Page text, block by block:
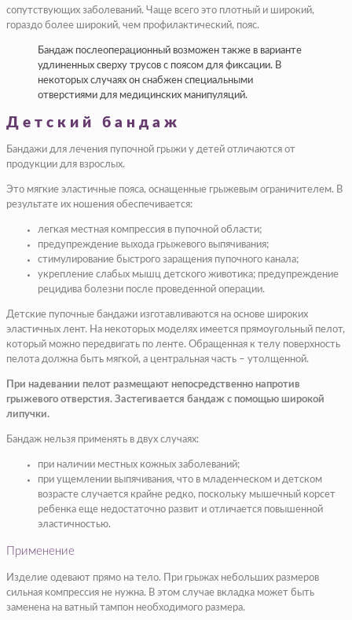
сопутствующих заболеваний. Чаще всего это плотный и широкий,
гораздо более широкий, чем профилактический, пояс.
Бандаж послеоперационный возможен также в варианте
удлиненных сверху трусов с поясом для фиксации. В
некоторых случаях он снабжен специальными
отверстиями для медицинских манипуляций.
Детский бандаж
Бандажи для лечения пупочной грыжи у детей отличаются от
продукции для взрослых.
Это мягкие эластичные пояса, оснащенные грыжевым ограничителем. В
результате их ношения обеспечивается:
легкая местная компрессия в пупочной области;
предупреждение выхода грыжевого выпячивания;
стимулирование быстрого заращения пупочного канала;
укрепление слабых мышц детского животика; предупреждение
рецидива болезни после проведенной операции.
Детские пупочные бандажи изготавливаются на основе широких
эластичных лент. На некоторых моделях имеется прямоугольный пелот,
который можно передвигать по ленте. Обращенная к телу поверхность
пелота должна быть мягкой, а центральная часть – утолщенной.
При надевании пелот размещают непосредственно напротив
грыжевого отверстия. Застегивается бандаж с помощью широкой
липучки.
Бандаж нельзя применять в двух случаях:
при наличии местных кожных заболеваний;
при ущемлении выпячивания, что в младенческом и детском
возрасте случается крайне редко, поскольку мышечный корсет
ребенка еще недостаточно развит и отличается повышенной
эластичностью.
Применение
Изделие одевают прямо на тело. При грыжах небольших размеров
сильная компрессия не нужна. В этом случае вкладка может быть
заменена на ватный тампон необходимого размера.